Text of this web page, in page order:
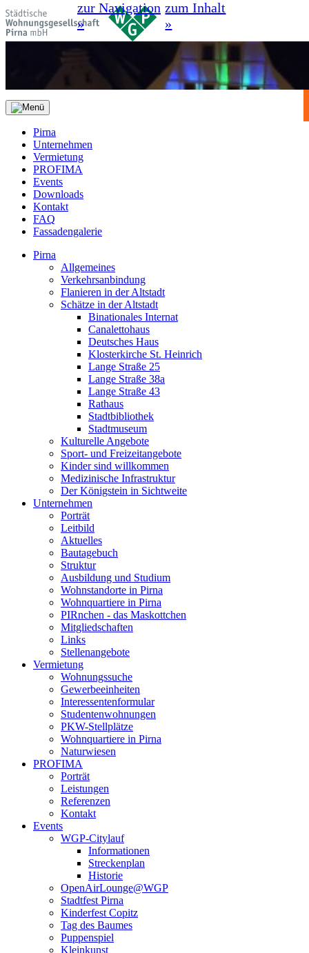
zur Navigation
»
zum Inhalt
»
Pirna
Unternehmen
Vermietung
PROFIMA
Events
Downloads
Kontakt
FAQ
Fassadengalerie
Pirna
Allgemeines
Verkehrsanbindung
Flanieren in der Altstadt
Schätze in der Altstadt
Binationales Internat
Canalettohaus
Deutsches Haus
Klosterkirche St. Heinrich
Lange Straße 25
Lange Straße 38a
Lange Straße 43
Rathaus
Stadtbibliothek
Stadtmuseum
Kulturelle Angebote
Sport- und Freizeitangebote
Kinder sind willkommen
Medizinische Infrastruktur
Der Königstein in Sichtweite
Unternehmen
Porträt
Leitbild
Aktuelles
Bautagebuch
Struktur
Ausbildung und Studium
Wohnstandorte in Pirna
Wohnquartiere in Pirna
PIRnchen - das Maskottchen
Mitgliedschaften
Links
Stellenangebote
Vermietung
Wohnungssuche
Gewerbeeinheiten
Interessentenformular
Studentenwohnungen
PKW-Stellplätze
Wohnquartiere in Pirna
Naturwiesen
PROFIMA
Porträt
Leistungen
Referenzen
Kontakt
Events
WGP-Citylauf
Informationen
Streckenplan
Historie
OpenAirLounge@WGP
Stadtfest Pirna
Kinderfest Copitz
Tag des Baumes
Puppenspiel
Kleinkunst